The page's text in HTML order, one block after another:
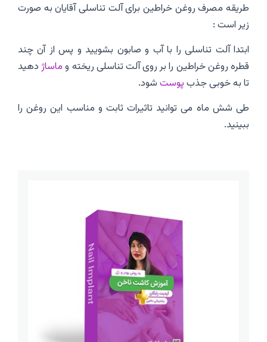
طریقه مصرف روغن خراطین برای آلت تناسلی آقایان به صورت
زیر است :
ابتدا آلت تناسلی را با آب و صابون بشویید و پس از آن چند
قطره روغن خراطین را بر روی آلت تناسلی ریخته وماساژدهید
تا به خوبی جذبپوستشود.
طی شش ماه می توانید تاثیرات ثابت و مناسب این روغن را
ببینید.